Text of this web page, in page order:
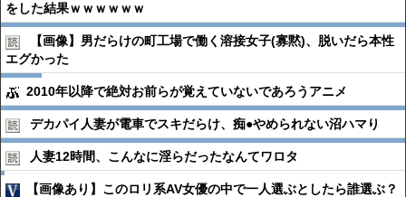
をした結果ｗｗｗｗｗｗ
【画像】男だらけの町工場で働く溶接女子(寡黙)、脱いだら本性
エグかった
2010年以降で絶対お前らが覚えていないであろうアニメ
デカパイ人妻が電車でスキだらけ、痴●︎やめられない沼ハマり
人妻12時間、こんなに淫らだったなんてワロタ
【画像あり】このロリ系AV女優の中で一人選ぶとしたら誰選ぶ？